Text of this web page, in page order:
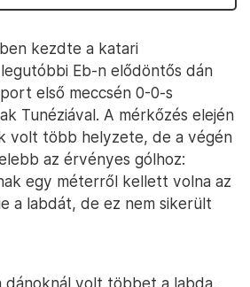
kezdte a katari
Eb-n elődöntős dán
első meccsén 0-0-s
Tunéziával. A mérkőzés elején
volt több helyzete, de a végén
az érvényes gólhoz:
egy méterről kellett volna az
a labdát, de ez nem sikerült
dánoknál volt többet a labda,